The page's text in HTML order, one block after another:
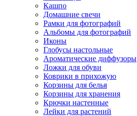
Кашпо
Домашние свечи
Рамки для фотографий
Альбомы для фотографий
Иконы
Глобусы настольные
Ароматические диффузоры
Ложки для обуви
Коврики в прихожую
Корзины для белья
Корзины для хранения
Крючки настенные
Лейки для растений